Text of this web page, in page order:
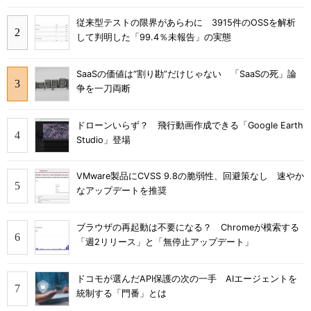
従来型テストの限界があらわに 3915件のOSSを解析
して判明した「99.4％未報告」の実態
SaaSの価値は“割り勘”だけじゃない 「SaaSの死」論
争を一刀両断
ドローンいらず？ 飛行動画作成できる「Google Earth
Studio」登場
VMware製品にCVSS 9.8の脆弱性、回避策なし 速やか
なアップデートを推奨
ブラウザの再起動は不要になる？ Chromeが模索する
「週2リリース」と「無停止アップデート」
ドコモが選んだAPI保護の次の一手 AIエージェントを
統制する「門番」とは